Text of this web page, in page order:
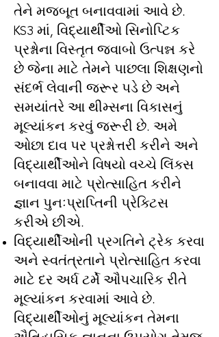
તેને મજબૂત બનાવવામાં આવે છે.
KS3 માં, વિદ્યાર્થીઓ સિનોપ્ટિક
પ્રશ્નોના વિસ્તૃત જવાબો ઉત્પન્ન કરે
છે જેના માટે તેમને પાછલા શિક્ષણનો
સંદર્ભ લેવાની જરૂર પડે છે અને
સમયાંતરે આ થીમ્સના વિકાસનું
મૂલ્યાંકન કરવું જરૂરી છે. અમે
ઓછા દાવ પર પ્રશ્નોત્તરી કરીને અને
વિદ્યાર્થીઓને વિષયો વચ્ચે લિંક્સ
બનાવવા માટે પ્રોત્સાહિત કરીને
જ્ઞાન પુનઃપ્રાપ્તિની પ્રેક્ટિસ
કરીએ છીએ.
વિદ્યાર્થીઓની પ્રગતિને ટ્રેક કરવા
અને સ્વતંત્રતાને પ્રોત્સાહિત કરવા
માટે દર અર્ધ ટર્મે ઔપચારિક રીતે
મૂલ્યાંકન કરવામાં આવે છે.
વિદ્યાર્થીઓનું મૂલ્યાંકન તેમના